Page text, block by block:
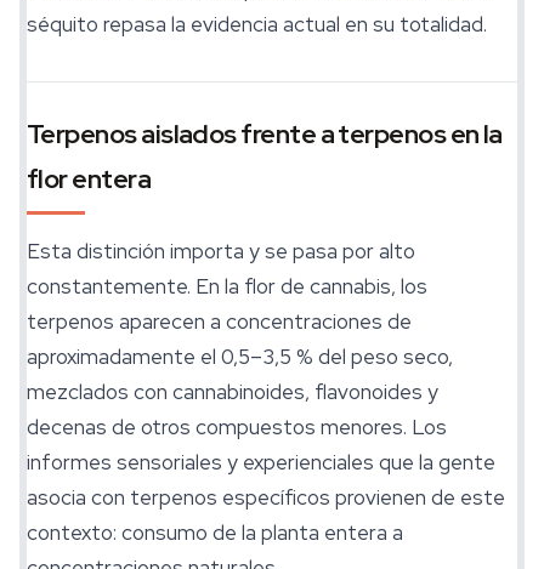
séquito repasa la evidencia actual en su totalidad.
Terpenos aislados frente a terpenos en la
flor entera
Esta distinción importa y se pasa por alto
constantemente. En la flor de cannabis, los
terpenos aparecen a concentraciones de
aproximadamente el 0,5–3,5 % del peso seco,
mezclados con cannabinoides, flavonoides y
decenas de otros compuestos menores. Los
informes sensoriales y experienciales que la gente
asocia con terpenos específicos provienen de este
contexto: consumo de la planta entera a